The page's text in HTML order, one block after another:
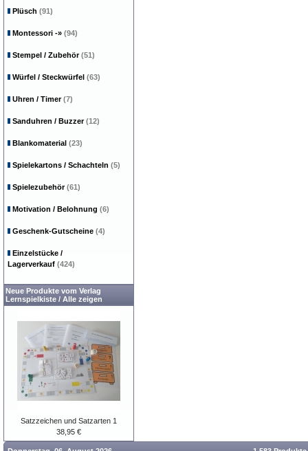
Plüsch (91)
Montessori -» (94)
Stempel / Zubehör(51)
Würfel / Steckwürfel (63)
Uhren / Timer(7)
Sanduhren / Buzzer(12)
Blankomaterial (23)
Spielekartons / Schachteln (5)
Spielezubehör(61)
Motivation / Belohnung (6)
Geschenk-Gutscheine (4)
Einzelstücke /
Lagerverkauf (424)
Neue Produkte vom Verlag
Lernspielkiste / Alle zeigen
Satzzeichen und Satzarten 1
38,95 €